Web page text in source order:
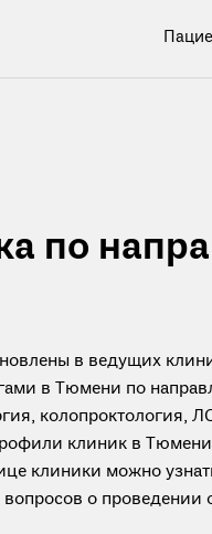
по
в ведущих
в Тюмени по
колопроктология,
клиник в
клиники можно
о проведении